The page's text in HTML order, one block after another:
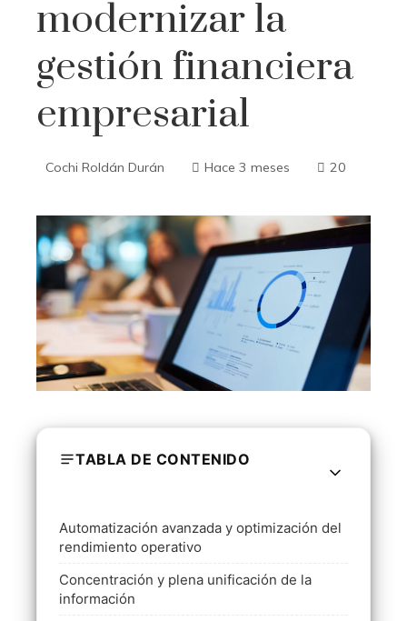
modernizar la
gestión financiera
empresarial
Cochi Roldán Durán Hace 3 meses 20
TABLA DE CONTENIDO
Automatización avanzada y optimización del
rendimiento operativo
Concentración y plena unificación de la
información